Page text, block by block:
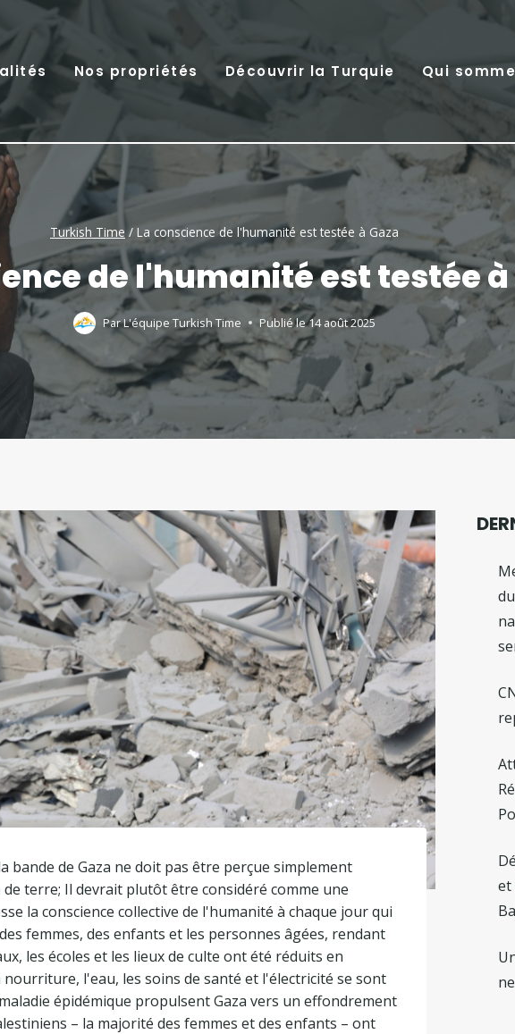
Nos propriétés Découvrir la Turquie Qui
Turkish Time / La conscience de l'humanité est testée à Gaza
de l'humanité est testée à
ParL'équipe Turkish Time Publié le14 août 2025
bande de Gaza ne doit pas être perçue simplement
terre; Il devrait plutôt être considéré comme une
la conscience collective de l'humanité à chaque jour qui
femmes, des enfants et les personnes âgées, rendant
les écoles et les lieux de culte ont été réduits en
nourriture, l'eau, les soins de santé et l'électricité se sont
épidémique propulsent Gaza vers un effondrement
– la majorité des femmes et des enfants – ont
et